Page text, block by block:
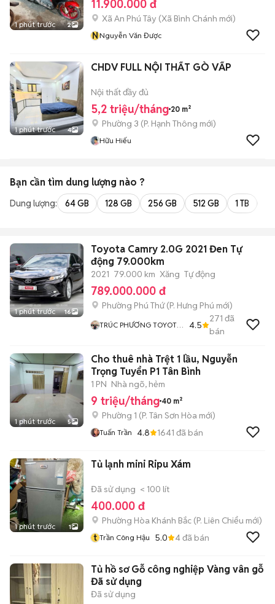
1 phút trước 2
11.900.000 đ
Xã An Phú Tây (Xã Bình Chánh mới)
NNguyễn Văn Được
1 phút trước 4
CHDV FULL NỘI THẤT GÒ VẤP
Nội thất đầy đủ
5,2 triệu/tháng 20 m²
Phường 3 (P. Hạnh Thông mới)
Hữu Hiếu
Bạn cần tìm dung lượng nào ?
Dung lượng: 64 GB 128 GB 256 GB 512 GB 1 TB
1 phút trước 16
Toyota Camry 2.0G 2021 Đen Tự
động 79.000km
2021 79.000 km Xăng Tự động
789.000.000 đ
Phường Phú Thứ(P. Hưng Phú mới)
TRÚC PHƯƠNG TOYOTA
4.5
271 đã
bán
1 phút trước 5
Cho thuê nhà Trệt 1 lầu, Nguyễn
Trọng Tuyển P1 Tân Bình
1 PN Nhà ngõ, hẻm
9 triệu/tháng 40 m²
Phường 1 (P. Tân Sơn Hòa mới)
Tuấn Trần 4.8 1641 đã bán
1 phút trước 1
Tủ lạnh mini Ripu Xám
Đã sử dụng < 100 lít
400.000 đ
Phường Hòa Khánh Bắc (P. Liên Chiểu mới)
t Trần Công Hậu 5.0 4đã bán
Tủ hồ sơ Gỗ công nghiệp Vàng vân gỗ
Đã sử dụng
Đã sử dụng